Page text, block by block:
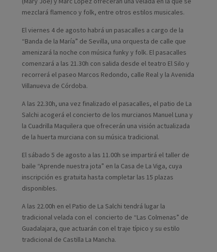
mezclará flamenco y folk, entre otros estilos musicales.
El viernes 4 de agosto habrá un pasacalles a cargo de la
“Banda de la María” de Sevilla, una orquesta de calle que
amenizará la noche con música funky y folk. El pasacalles
comenzará a las 21.30h con salida desde el teatro El Silo y
recorrerá el paseo Marcos Redondo, calle Real y la Avenida
Villanueva de Córdoba.
A las 22.30h, una vez finalizado el pasacalles, el patio de La
Salchi acogerá el concierto de los murcianos Manuel Luna y
la Cuadrilla Maquilera que ofrecerán una visión actualizada
de la huerta murciana con su música tradicional.
El sábado 5 de agosto a las 11.00h se impartirá el taller de
baile “Aprende nuestra jota” en la Casa de La Viga, cuya
inscripción es gratuita hasta completar las 15 plazas
disponibles.
A las 22.00h en el Patio de La Salchi tendrá lugar la
tradicional velada con el concierto de “Las Colmenas” de
Guadalajara, que actuarán con el traje típico y su estilo
tradicional de Castilla La Mancha.